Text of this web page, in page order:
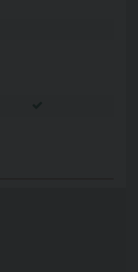
stanice,